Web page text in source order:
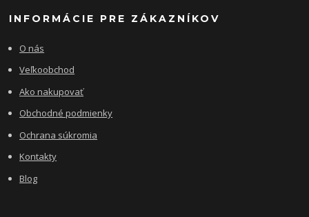
INFORMÁCIE PRE ZÁKAZNÍKOV
O nás
Veľkoobchod
Ako nakupovať
Obchodné podmienky
Ochrana súkromia
Kontakty
Blog